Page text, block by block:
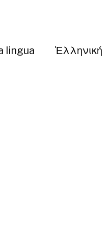
lingua Ἑλληνική